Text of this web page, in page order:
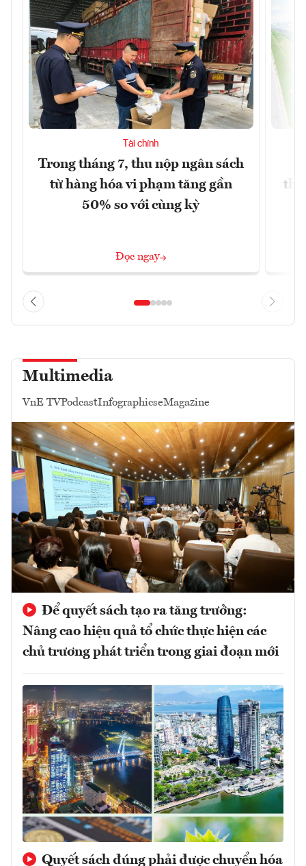
Tài chính
Trong tháng 7, thu nộp ngân sách
từ hàng hóa vi phạm tăng gần
50% so với cùng kỳ
Đọc ngay
Multimedia
VnE TVPodcastInfographicseMagazine
Để quyết sách tạo ra tăng trưởng:
Nâng cao hiệu quả tổ chức thực hiện các
chủ trương phát triển trong giai đoạn mới
Quyết sách đúng phải được chuyển hóa